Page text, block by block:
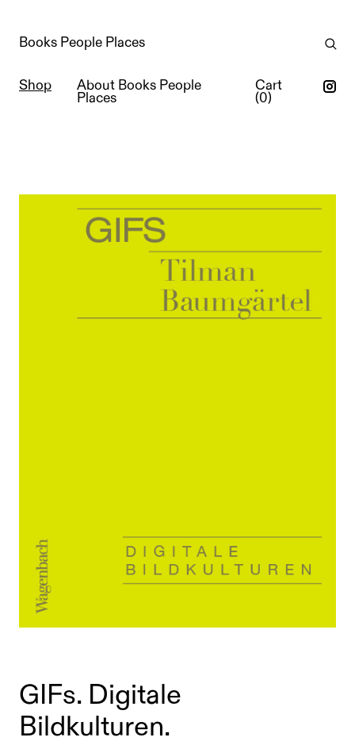
Books People Places
Shop
About Books People
Places
Cart
(0)
GIFs. Digitale
Bildkulturen.